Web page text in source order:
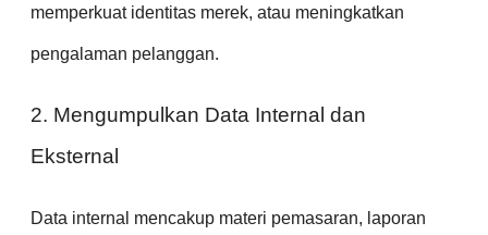
memperkuat identitas merek, atau meningkatkan
pengalaman pelanggan.
2. Mengumpulkan Data Internal dan
Eksternal
Data internal mencakup materi pemasaran, laporan